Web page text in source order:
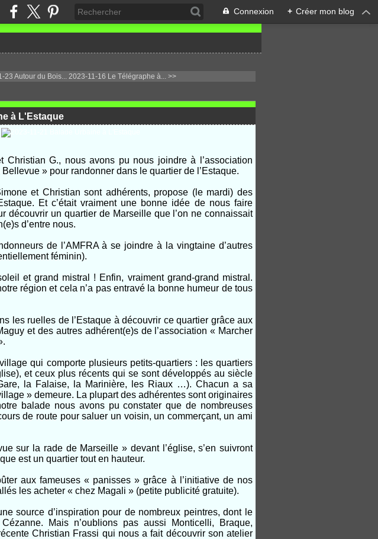
Connexion + Créer mon blog
23 Autour du Bois... 2023-11-16 Le Télégraphe à... >>
à L'Estaque
Christian G., nous avons pu nous joindre à l’association
» pour randonner dans le quartier de l’Estaque.
et Christian sont adhérents, propose (le mardi) des
Et c’était vraiment une bonne idée de nous faire
découvrir un quartier de Marseille que l’on ne connaissait
d’entre nous.
de l’AMFRA à se joindre à la vingtaine d’autres
féminin).
et grand mistral ! Enfin, vraiment grand-grand mistral.
région et cela n’a pas entravé la bonne humeur de tous
les ruelles de l’Estaque à découvrir ce quartier grâce aux
et des autres adhérent(e)s de l’association « Marcher
qui comporte plusieurs petits-quartiers : les quartiers
et ceux plus récents qui se sont développés au siècle
la Falaise, la Marinière, les Riaux …). Chacun a sa
» demeure. La plupart des adhérentes sont originaires
balade nous avons pu constater que de nombreuses
de route pour saluer un voisin, un commerçant, un ami
sur la rade de Marseille » devant l’église, s’en suivront
est un quartier tout en hauteur.
aux fameuses « panisses » grâce à l’initiative de nos
les acheter « chez Magali » (petite publicité gratuite).
source d’inspiration pour de nombreux peintres, dont le
Mais n’oublions pas aussi Monticelli, Braque,
Christian Frassi qui nous a fait découvrir son atelier